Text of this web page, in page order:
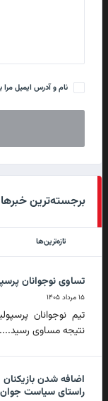
نام و آدرس ایمیل مرا
برجسته‌ترین خبرها
تازه‌ترین‌ها
تساوی نوجوانان
۱۵ مرداد ۱۴۰۵
تیم نوجوانان
نتیجه مساوی رسید....
اضافه شدن بازیکنان
راستای سیاست